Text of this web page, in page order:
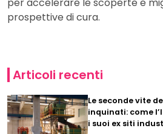
prospettive di cura.
Articoli recenti
Le seconde vite
inquinati: come
i suoi ex siti